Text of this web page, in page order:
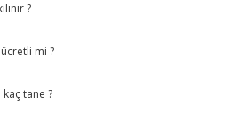
?
ücretli mi ?
tane ?